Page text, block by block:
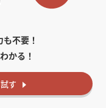
不要！
かる！
す